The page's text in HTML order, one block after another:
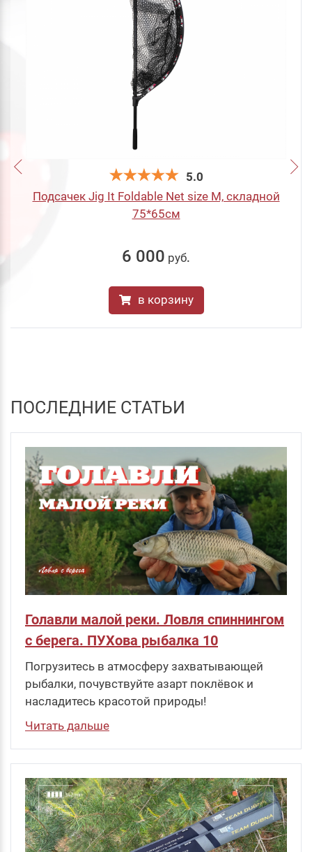
5.0
Подсачек Jig It Foldable Net size M, складной
75*65см
6 000 руб.
в корзину
ПОСЛЕДНИЕ СТАТЬИ
Голавли малой реки. Ловля спиннингом
с берега. ПУХова рыбалка 10
Погрузитесь в атмосферу захватывающей
рыбалки, почувствуйте азарт поклёвок и
насладитесь красотой природы!
Читать дальше